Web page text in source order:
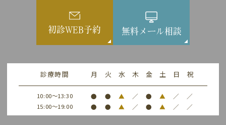
初診WEB予約 無料メール相談
診療時間 月 火 水 木 金 土 日 祝
10:00～13:30 ● ● ▲ ／ ● ▲ ／ ／
15:00～19:00 ● ● ▲ ／ ● ▲ ／ ／